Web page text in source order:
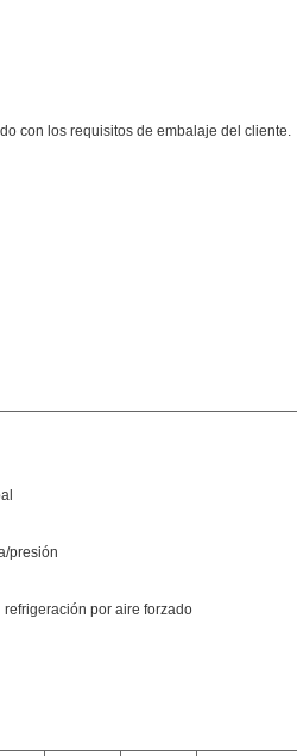
con los requisitos de embalaje del cliente.
presión
por aire forzado